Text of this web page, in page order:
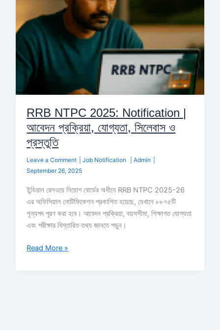
RRB NTPC 2025: Notification |
আবেদন প্রক্রিয়া, যোগ্যতা, সিলেবাস ও
প্রস্তুতি
Leave a Comment |Job Notification |Admin
September 26, 2025
ইন্ডিয়ান রেলওয়ে নিয়োগ বোর্ডের অধীনে RRB NTPC 2025-26
এর অফিসিয়াল নোটিফিকেশন প্রকাশিত হয়েছে, যেখানে ৮৮৭৫টি
শূন্যপদ পূরণ করা হবে। আবেদন প্রক্রিয়া, বয়সসীমা, শিক্ষাগত যোগ্যতা
এবং পরীক্ষার বিস্তারিত তথ্য জানতে পড়ুন।
ও
প্রস্তুতি
Read More »